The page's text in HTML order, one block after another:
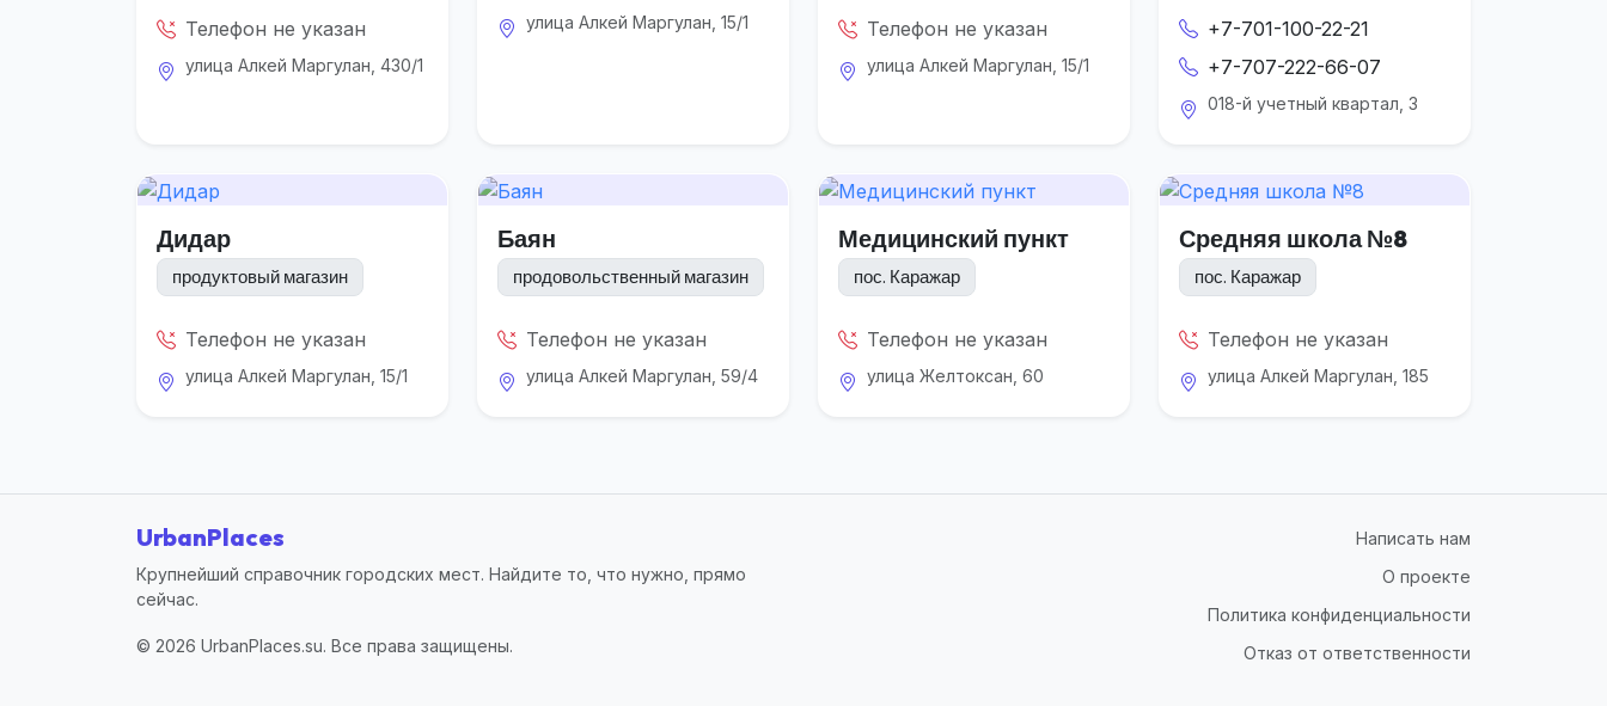
Телефон не указан
улица Алкей Маргулан, 430/1
улица Алкей Маргулан, 15/1 Телефон не указан
улица Алкей Маргулан, 15/1
+7-701-100-22-21
+7-707-222-66-07
018-й учетный квартал, 3
Дидар
продуктовый магазин
Телефон не указан
улица Алкей Маргулан, 15/1
Баян
продовольственный магазин
Телефон не указан
улица Алкей Маргулан, 59/4
Медицинский пункт
пос. Каражар
Телефон не указан
улица Желтоксан, 60
Средняя школа №8
пос. Каражар
Телефон не указан
улица Алкей Маргулан, 185
UrbanPlaces
Крупнейший справочник городских мест. Найдите то, что нужно, прямо
сейчас.
© 2026 UrbanPlaces.su. Все права защищены.
Написать нам
О проекте
Политика конфиденциальности
Отказ от ответственности